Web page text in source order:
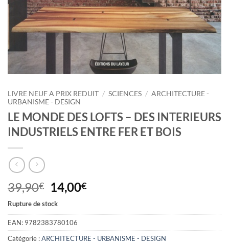
LIVRE NEUF A PRIX REDUIT / SCIENCES / ARCHITECTURE -
URBANISME - DESIGN
LE MONDE DES LOFTS – DES INTERIEURS
INDUSTRIELS ENTRE FER ET BOIS
39,90€
Le
prix
initial
était :
39,90€.
14,00€Le
actuel
14,00€.
Rupture de stock
EAN: 9782383780106
Catégorie :ARCHITECTURE - URBANISME - DESIGN